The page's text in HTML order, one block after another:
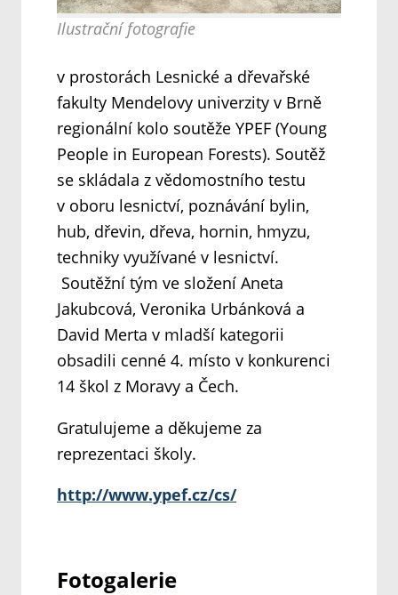
Ilustrační fotografie
v prostorách Lesnické a dřevařské
fakulty Mendelovy univerzity v Brně
regionální kolo soutěže YPEF (Young
People in European Forests). Soutěž
se skládala z vědomostního testu
v oboru lesnictví, poznávání bylin,
hub, dřevin, dřeva, hornin, hmyzu,
techniky využívané v lesnictví.
Soutěžní tým ve složení Aneta
Jakubcová, Veronika Urbánková a
David Merta v mladší kategorii
obsadili cenné 4. místo v konkurenci
14 škol z Moravy a Čech.
Gratulujeme a děkujeme za
reprezentaci školy.
http://www.ypef.cz/cs/
Fotogalerie